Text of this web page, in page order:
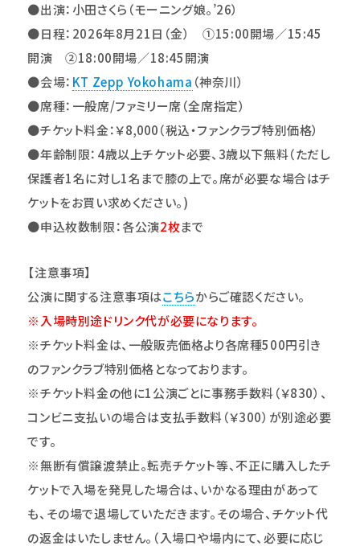
●出演：小田さくら（モーニング娘。’26）
●日程：2026年8月21日（金） ①15:00開場／15:45
開演 ②18:00開場／18:45開演
●会場： KT Zepp Yokohama （神奈川）
●席種：一般席/ファミリー席（全席指定）
●チケット料金：￥8,000（税込・ファンクラブ特別価格）
●年齢制限：4歳以上チケット必要、3歳以下無料（ただし
保護者1名に対し1名まで膝の上で。席が必要な場合はチ
ケットをお買い求めください。)
●申込枚数制限：各公演2枚まで
【注意事項】
公演に関する注意事項はこちらからご確認ください。
※入場時別途ドリンク代が必要になります。
※チケット料金は、一般販売価格より各席種500円引き
のファンクラブ特別価格となっております。
※チケット料金の他に1公演ごとに事務手数料（￥830）、
コンビニ支払いの場合は支払手数料（￥300）が別途必要
です。
※無断有償譲渡禁止。転売チケット等、不正に購入したチ
ケットで入場を発見した場合は、いかなる理由があって
も、その場で退場していただきます。その場合、チケット代
の返金はいたしません。（入場口や場内にて、必要に応じ